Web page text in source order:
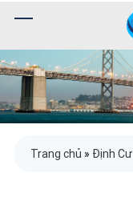
Trang chủ » Định Cư